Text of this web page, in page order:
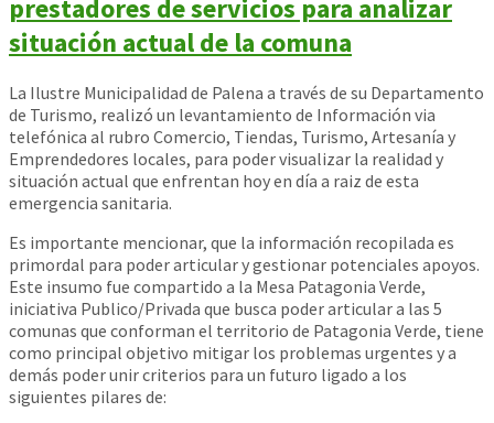
prestadores de servicios para analizar
situación actual de la comuna
La Ilustre Municipalidad de Palena a través de su Departamento
de Turismo, realizó un levantamiento de Información via
telefónica al rubro Comercio, Tiendas, Turismo, Artesanía y
Emprendedores locales, para poder visualizar la realidad y
situación actual que enfrentan hoy en día a raiz de esta
emergencia sanitaria.
Es importante mencionar, que la información recopilada es
primordal para poder articular y gestionar potenciales apoyos.
Este insumo fue compartido a la Mesa Patagonia Verde,
iniciativa Publico/Privada que busca poder articular a las 5
comunas que conforman el territorio de Patagonia Verde, tiene
como principal objetivo mitigar los problemas urgentes y a
demás poder unir criterios para un futuro ligado a los
siguientes pilares de: